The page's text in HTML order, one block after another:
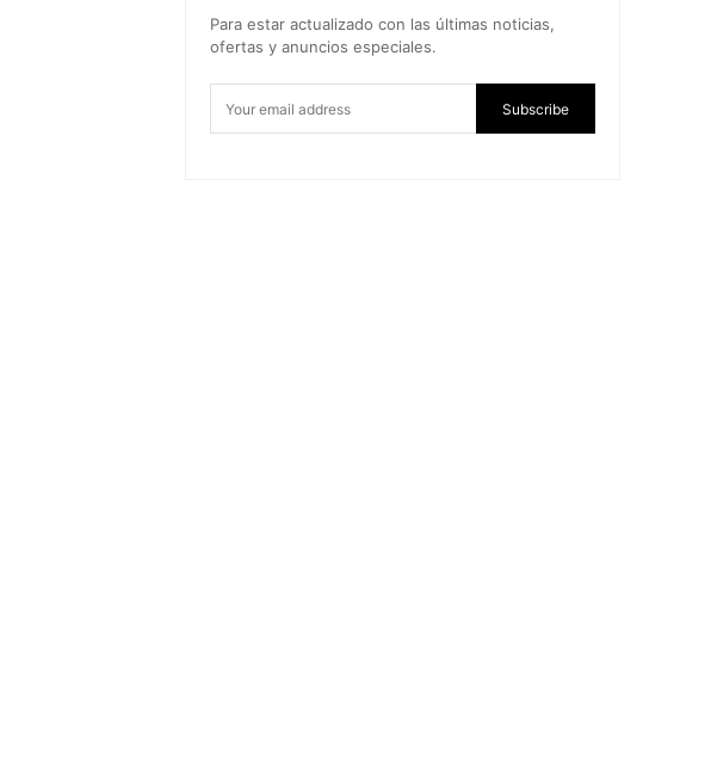
Para estar actualizado con las últimas noticias,
ofertas y anuncios especiales.
Subscribe